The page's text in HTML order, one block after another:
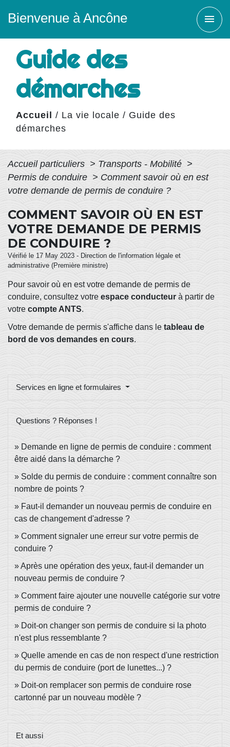
Bienvenue à Ancône menu
Guide des
démarches
Accueil / La vie locale / Guide des
démarches
Accueil particuliers > Transports - Mobilité >
Permis de conduire > Comment savoir où en est
votre demande de permis de conduire ?
COMMENT SAVOIR OÙ EN EST
VOTRE DEMANDE DE PERMIS
DE CONDUIRE ?
Vérifié le 17 May 2023 - Direction de l'information légale et
administrative (Première ministre)
Pour savoir où en est votre demande de permis de
conduire, consultez votre espace conducteur à partir de
votre compte ANTS.
Votre demande de permis s'affiche dans le tableau de
bord de vos demandes en cours.
Services en ligne et formulaires
Questions ? Réponses !
Demande en ligne de permis de conduire : comment
être aidé dans la démarche ?
Solde du permis de conduire : comment connaître son
nombre de points ?
Faut-il demander un nouveau permis de conduire en
cas de changement d'adresse ?
Comment signaler une erreur sur votre permis de
conduire ?
Après une opération des yeux, faut-il demander un
nouveau permis de conduire ?
Comment faire ajouter une nouvelle catégorie sur votre
permis de conduire ?
Doit-on changer son permis de conduire si la photo
n'est plus ressemblante ?
Quelle amende en cas de non respect d'une restriction
du permis de conduire (port de lunettes...) ?
Doit-on remplacer son permis de conduire rose
cartonné par un nouveau modèle ?
Et aussi